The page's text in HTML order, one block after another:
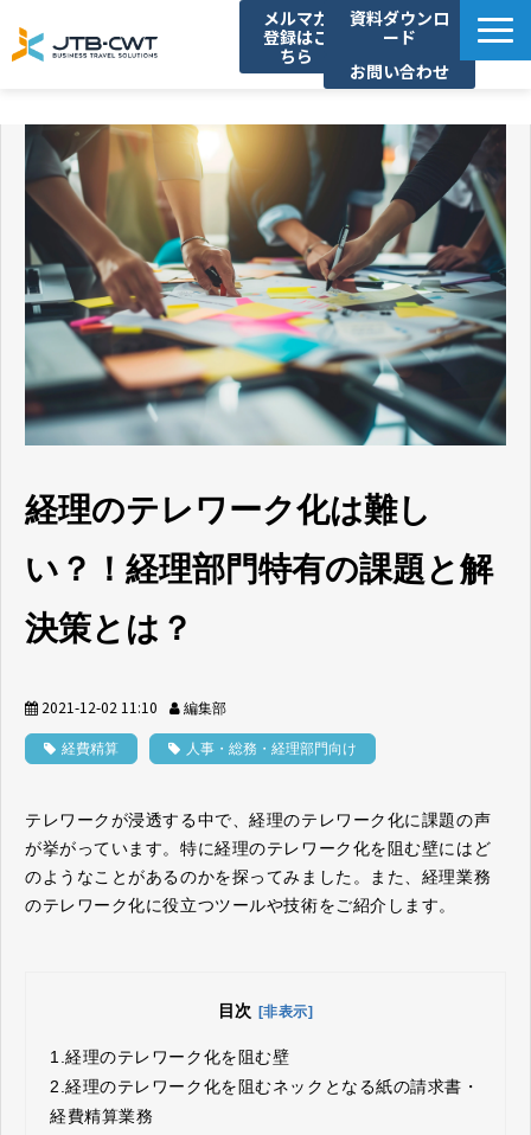
メルマガ
登録はこ
ちら
資料ダウンロ
ード
お問い合わせ
ソリューション紹介
導入事例
セミナー/イベント
コラム
お知らせ
よくあるご質問
経理のテレワーク化は難し
い？！経理部門特有の課題と解
決策とは？
2021-12-02 11:10 編集部
経費精算 人事・総務・経理部門向け
テレワークが浸透する中で、経理のテレワーク化に課題の声
が挙がっています。特に経理のテレワーク化を阻む壁にはど
のようなことがあるのかを探ってみました。また、経理業務
のテレワーク化に役立つツールや技術をご紹介します。
目次 [非表示]
1.経理のテレワーク化を阻む壁
2.経理のテレワーク化を阻むネックとなる紙の請求書・
経費精算業務